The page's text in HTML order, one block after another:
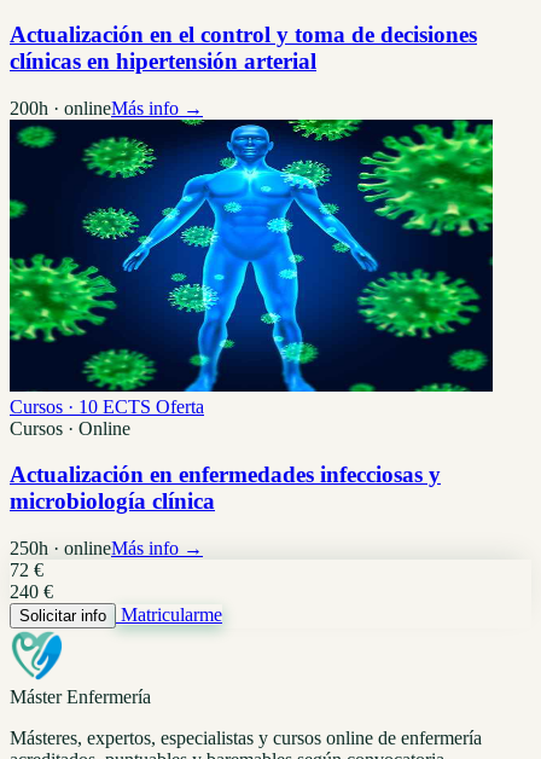
Actualización en el control y toma de decisiones
clínicas en hipertensión arterial
200h · onlineMás info →
Cursos · 10 ECTS Oferta
Cursos · Online
Actualización en enfermedades infecciosas y
microbiología clínica
250h · onlineMás info →
72 €
240 €
Solicitar info Matricularme
Máster Enfermería
Másteres, expertos, especialistas y cursos online de enfermería